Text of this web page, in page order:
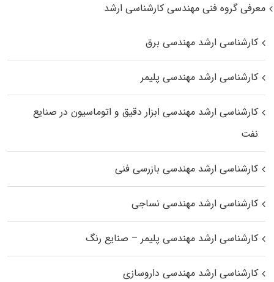
معرفی گروه فنی مهندسی کارشناسی ارشد
کارشناسی ارشد مهندسی برق
کارشناسی ارشد مهندسی پلیمر
کارشناسی ارشد مهندسی ابزار دقیق و اتوماسیون در صنایع
نفت
کارشناسی ارشد مهندسی بازرسی فنی
کارشناسی ارشد مهندسی نساجی
کارشناسی ارشد مهندسی پلیمر – صنایع رنگ
کارشناسی ارشد مهندسی داروسازی